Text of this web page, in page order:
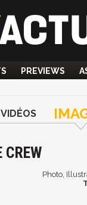
PREVIEWS
VIDÉOS
CREW
Photo,